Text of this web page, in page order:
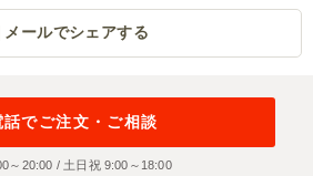
メールでシェアする
話でご注文・ご相談
～20:00 / 土日祝 9:00～18:00